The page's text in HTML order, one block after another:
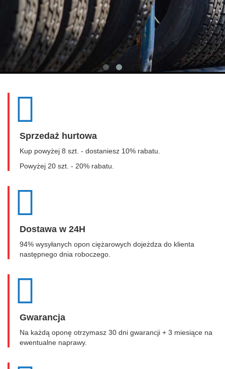
Sprzedaż hurtowa
Kup powyżej 8 szt. - dostaniesz 10% rabatu.
Powyżej 20 szt. - 20% rabatu.
Dostawa w 24H
94% wysyłanych opon ciężarowych dojeżdza do klienta
następnego dnia roboczego.
Gwarancja
Na każdą oponę otrzymasz 30 dni gwarancji + 3 miesiące na
ewentualne naprawy.